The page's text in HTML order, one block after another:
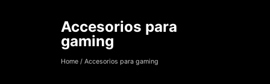
Accesorios para
Accesorios para
gaming
Home/ Accesorios para gaming